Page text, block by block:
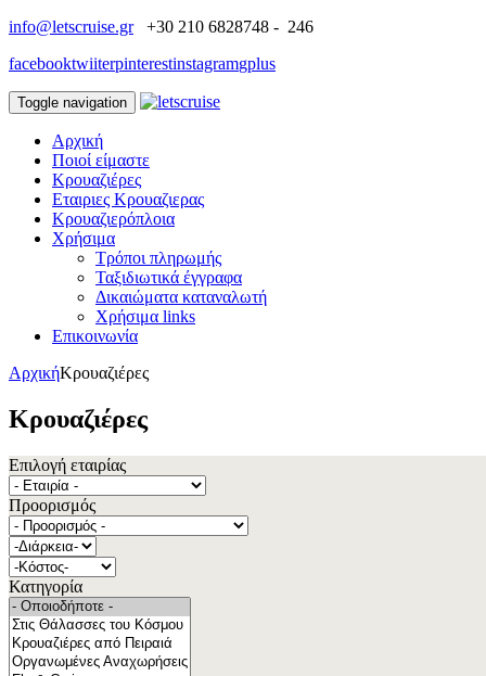
info@letscruise.gr
+30 210 6828748 - 246
facebooktwiiterpinterestinstagramgplus
Toggle navigation
Αρχική
Ποιοί είμαστε
Κρουαζιέρες
Εταιριες Κρουαζιερας
Κρουαζιερόπλοια
Χρήσιμα
Τρόποι πληρωμής
Ταξιδιωτικά έγγραφα
Δικαιώματα καταναλωτή
Χρήσιμα links
Επικοινωνία
ΑρχικήΚρουαζιέρες
Κρουαζιέρες
Επιλογή εταιρίας
Προορισμός
Κατηγορία